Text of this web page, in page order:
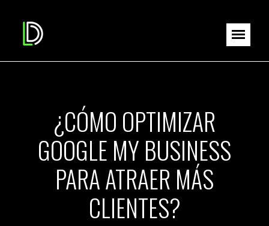
¿CÓMO OPTIMIZAR
GOOGLE MY BUSINESS
PARA ATRAER MÁS
CLIENTES?